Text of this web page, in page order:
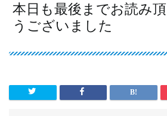
本日も最後までお読み
うございました